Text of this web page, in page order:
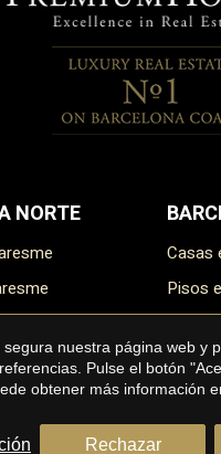
NORTE
Maresme
Pisos
nuestra página web
Pulse el botón
obtener más información
Rechazar